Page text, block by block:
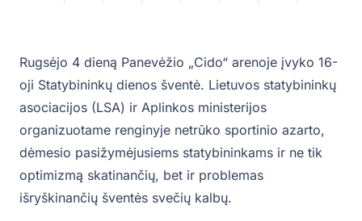
Rugsėjo 4 dieną Panevėžio „Cido“ arenoje įvyko 16-
oji Statybininkų dienos šventė. Lietuvos statybininkų
asociacijos (LSA) ir Aplinkos ministerijos
organizuotame renginyje netrūko sportinio azarto,
dėmesio pasižymėjusiems statybininkams ir ne tik
optimizmą skatinančių, bet ir problemas
išryškinančių šventės svečių kalbų.